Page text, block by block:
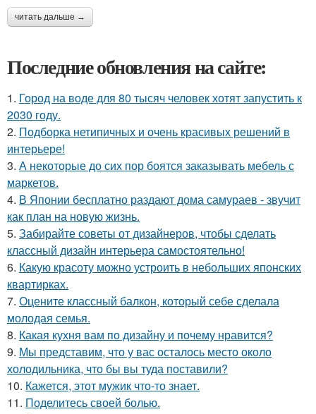
читать дальше →
Последние обновления на сайте:
1. Город на воде для 80 тысяч человек хотят запустить к
2030 году.
2. Подборка нетипичных и очень красивых решений в
интерьере!
3. А некоторые до сих пор боятся заказывать мебель с
маркетов.
4. В Японии бесплатно раздают дома самураев - звучит
как план на новую жизнь.
5. Забирайте советы от дизайнеров, чтобы сделать
классный дизайн интерьера самостоятельно!
6. Какую красоту можно устроить в небольших японских
квартирках.
7. Оцените классный балкон, который себе сделала
молодая семья.
8. Какая кухня вам по дизайну и почему нравится?
9. Мы представим, что у вас осталось место около
холодильника, что бы вы туда поставили?
10. Кажется, этот мужик что-то знает.
11. Поделитесь своей болью.